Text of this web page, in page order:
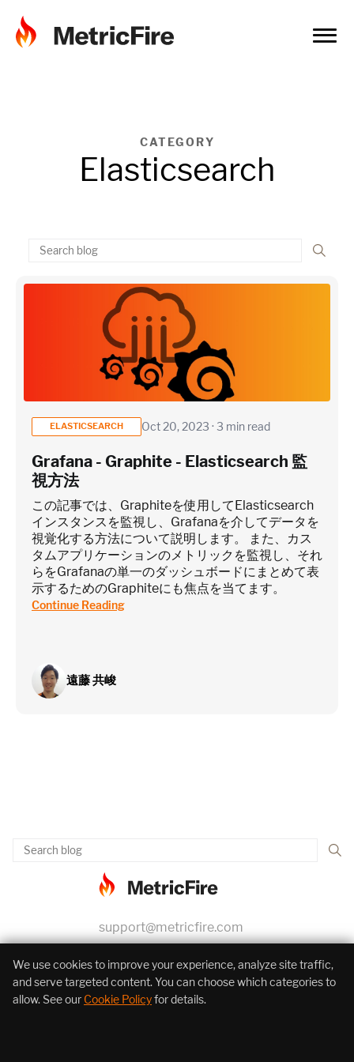
CATEGORY
Elasticsearch
ELASTICSEARCH Oct 20, 2023 · 3 min read
Grafana - Graphite - Elasticsearch 監
視方法
この記事では、Graphiteを使用してElasticsearch
インスタンスを監視し、Grafanaを介してデータを
視覚化する方法について説明します。 また、カス
タムアプリケーションのメトリックを監視し、それ
らをGrafanaの単一のダッシュボードにまとめて表
示するためのGraphiteにも焦点を当てます。‍
Continue Reading
遠藤 共峻
support@metricfire.com
+1 (855) 206-7352
We use cookies to improve your experience, analyze site traffic,
and serve targeted content. You can choose which categories to
allow. See our Cookie Policyfor details.